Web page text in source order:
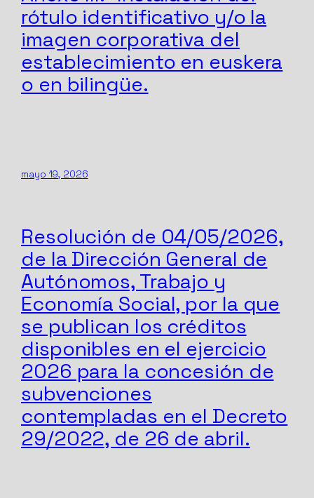
rótulo identificativo y/o la
imagen corporativa del
establecimiento en euskera
o en bilingüe.
mayo 19, 2026
Resolución de 04/05/2026,
de la Dirección General de
Autónomos, Trabajo y
Economía Social, por la que
se publican los créditos
disponibles en el ejercicio
2026 para la concesión de
subvenciones
contempladas en el Decreto
29/2022, de 26 de abril.